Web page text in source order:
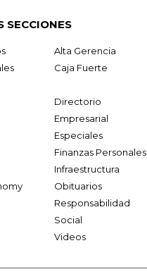
SECCIONES
Alta Gerencia
Caja Fuerte
Directorio
Empresarial
Especiales
Finanzas Personales
Infraestructura
Obituarios
Responsabilidad
Social
Videos